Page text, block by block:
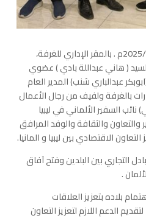
استقبل صباح يوم الثلاثاء 2025/10/28م . بالمقر الإداري للغرفة،
( هاني عبداللة بادي ) عضوي
عبدالباري شنب) المدير العام
بالغرفة ولفيف من رجال الأعمال
السفير الألماني في ليبيا
والثقافة والوفد المرافق
الاقتصادي بين ليبيا و المانيا.
التجاري بين البلدين وفتح آفاق
.
بلاده بتعزيز العلاقات
الدعم اللازم لتعزيز التعاون